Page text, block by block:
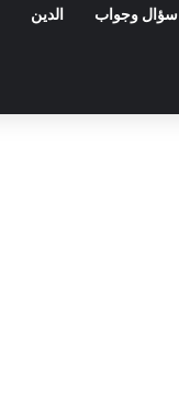
سؤال وجواب الدين